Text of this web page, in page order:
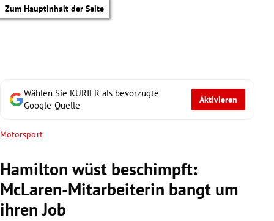
Zum Hauptinhalt der Seite
Wählen Sie KURIER als bevorzugte
Google-Quelle
Aktivieren
Motorsport
Hamilton wüst beschimpft:
McLaren-Mitarbeiterin bangt um
ihren Job